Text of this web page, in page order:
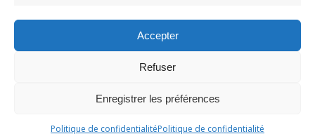
Accepter
Refuser
Enregistrer les préférences
Politique de confidentialitéPolitique de confidentialité
l'article
© 2026 Maison des Jeunes de Boucherville.